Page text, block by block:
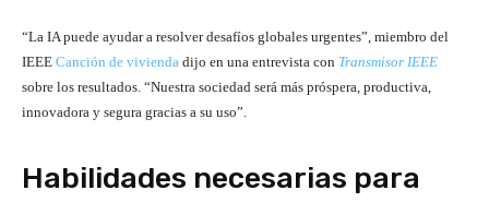
“La IA puede ayudar a resolver desafíos globales urgentes”, miembro del
IEEE Canción de vivienda dijo en una entrevista con Transmisor IEEE
sobre los resultados. “Nuestra sociedad será más próspera, productiva,
innovadora y segura gracias a su uso”.
Habilidades necesarias para